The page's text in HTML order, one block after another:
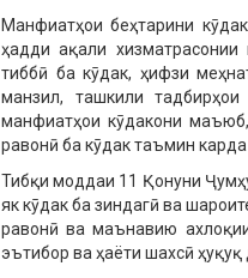
Манфиатҳои беҳтарини
ҳадди ақали хизматрасонии
тиббӣ ба кӯдак, ҳифзи
манзил, ташкили
манфиатҳои кӯдакони
равонӣ ба кӯдак таъмин
Тибқи моддаи 11 Қонуни
як кӯдак ба зиндагӣ ва
равонӣ ва маънавию
эътибор ва ҳаёти шахсӣ ҳуқуқ